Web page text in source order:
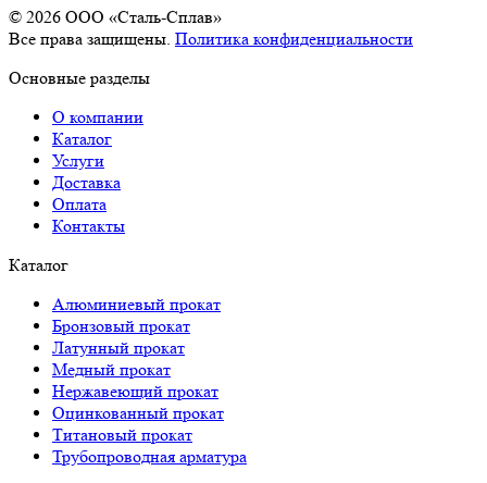
© 2026 OOO «Сталь-Сплав»
Все права защищены. Политика конфиденциальности
Основные разделы
О компании
Каталог
Услуги
Доставка
Оплата
Контакты
Каталог
Алюминиевый прокат
Бронзовый прокат
Латунный прокат
Медный прокат
Нержавеющий прокат
Оцинкованный прокат
Титановый прокат
Трубопроводная арматура